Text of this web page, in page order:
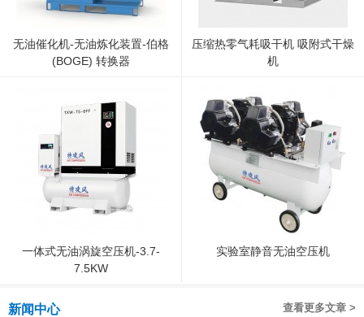
无油催化机-无油炼化装置-伯格
(BOGE) 转换器
压缩热零气耗吸干机 吸附式干燥
机
一体式无油涡旋空压机-3.7-
7.5KW
实验室静音无油空压机
查看更多文章 >
新闻中心